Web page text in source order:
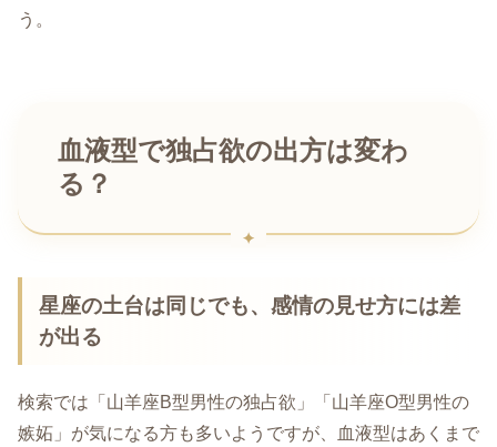
う。
血液型で独占欲の出方は変わ
る？
星座の土台は同じでも、感情の見せ方には差
が出る
検索では「山羊座B型男性の独占欲」「山羊座O型男性の
嫉妬」が気になる方も多いようですが、血液型はあくまで